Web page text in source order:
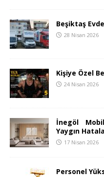
Beşiktaş
28 Nisan 2026
Kişiye Özel
24 Nisan 2026
İnegöl
Yaygın
17 Nisan 2026
Personel